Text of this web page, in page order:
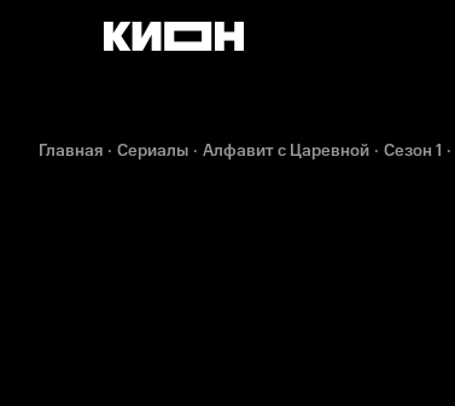
Главная Сериалы Алфавит с Царевной Сезон 1